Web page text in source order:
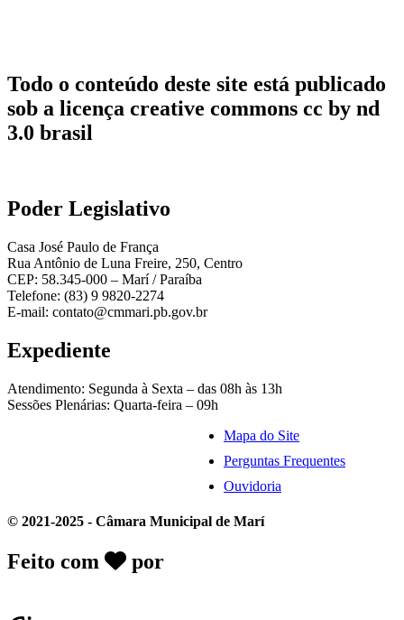
Todo o conteúdo deste site está publicado
sob a licença creative commons cc by nd
3.0 brasil
Poder Legislativo
Casa José Paulo de França
Rua Antônio de Luna Freire, 250, Centro
CEP: 58.345-000 – Marí / Paraíba
Telefone: (83) 9 9820-2274
E-mail: contato@cmmari.pb.gov.br
Expediente
Atendimento: Segunda à Sexta – das 08h às 13h
Sessões Plenárias: Quarta-feira – 09h
Mapa do Site
Perguntas Frequentes
Ouvidoria
© 2021-2025 - Câmara Municipal de Marí
Feito com por